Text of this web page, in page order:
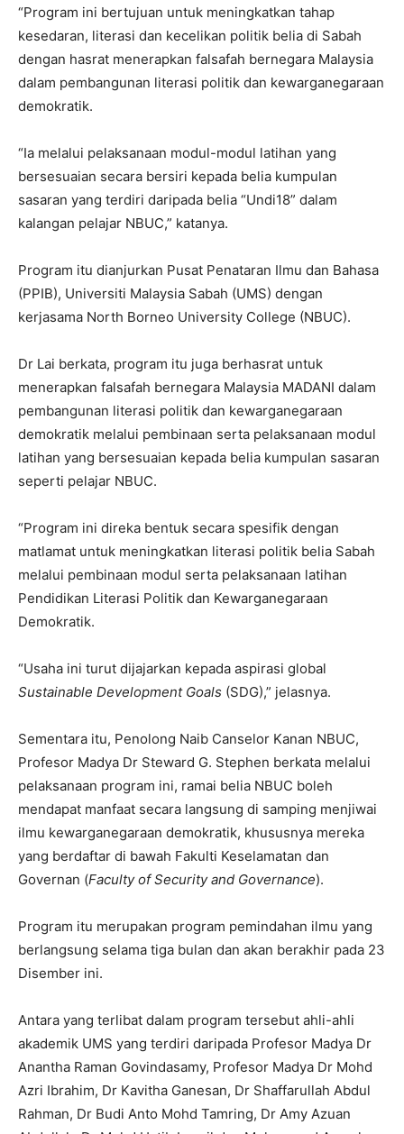
“Program ini bertujuan untuk meningkatkan tahap
kesedaran, literasi dan kecelikan politik belia di Sabah
dengan hasrat menerapkan falsafah bernegara Malaysia
dalam pembangunan literasi politik dan kewarganegaraan
demokratik.
“Ia melalui pelaksanaan modul-modul latihan yang
bersesuaian secara bersiri kepada belia kumpulan
sasaran yang terdiri daripada belia “Undi18” dalam
kalangan pelajar NBUC,” katanya.
Program itu dianjurkan Pusat Penataran Ilmu dan Bahasa
(PPIB), Universiti Malaysia Sabah (UMS) dengan
kerjasama North Borneo University College (NBUC).
Dr Lai berkata, program itu juga berhasrat untuk
menerapkan falsafah bernegara Malaysia MADANI dalam
pembangunan literasi politik dan kewarganegaraan
demokratik melalui pembinaan serta pelaksanaan modul
latihan yang bersesuaian kepada belia kumpulan sasaran
seperti pelajar NBUC.
“Program ini direka bentuk secara spesifik dengan
matlamat untuk meningkatkan literasi politik belia Sabah
melalui pembinaan modul serta pelaksanaan latihan
Pendidikan Literasi Politik dan Kewarganegaraan
Demokratik.
“Usaha ini turut dijajarkan kepada aspirasi global
Sustainable Development Goals (SDG),” jelasnya.
Sementara itu, Penolong Naib Canselor Kanan NBUC,
Profesor Madya Dr Steward G. Stephen berkata melalui
pelaksanaan program ini, ramai belia NBUC boleh
mendapat manfaat secara langsung di samping menjiwai
ilmu kewarganegaraan demokratik, khususnya mereka
yang berdaftar di bawah Fakulti Keselamatan dan
Governan (Faculty of Security and Governance).
Program itu merupakan program pemindahan ilmu yang
berlangsung selama tiga bulan dan akan berakhir pada 23
Disember ini.
Antara yang terlibat dalam program tersebut ahli-ahli
akademik UMS yang terdiri daripada Profesor Madya Dr
Anantha Raman Govindasamy, Profesor Madya Dr Mohd
Azri Ibrahim, Dr Kavitha Ganesan, Dr Shaffarullah Abdul
Rahman, Dr Budi Anto Mohd Tamring, Dr Amy Azuan